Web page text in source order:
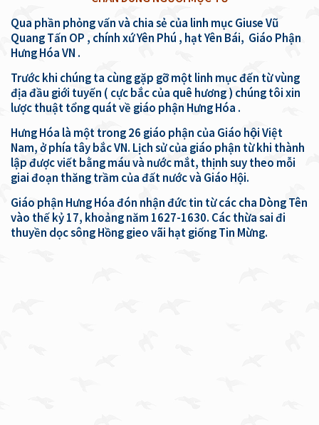
Qua phần phỏng vấn và chia sẻ của linh mục Giuse Vũ
Quang Tấn OP , chính xứ Yên Phú , hạt Yên Bái, Giáo Phận
Hưng Hóa VN .
Trước khi chúng ta cùng gặp gỡ một linh mục đến từ vùng
địa đầu giới tuyến ( cực bắc của quê hương ) chúng tôi xin
lược thuật tổng quát về giáo phận Hưng Hóa .
Hưng Hóa là một trong 26 giáo phận của Giáo hội Việt
Nam, ở phía tây bắc VN. Lịch sử của giáo phận từ khi thành
lập được viết bằng máu và nước mắt, thịnh suy theo mỗi
giai đoạn thăng trầm của đất nước và Giáo Hội.
Giáo phận Hưng Hóa đón nhận đức tin từ các cha Dòng Tên
vào thế kỷ 17, khoảng năm 1627-1630. Các thừa sai đi
thuyền dọc sông Hồng gieo vãi hạt giống Tin Mừng.